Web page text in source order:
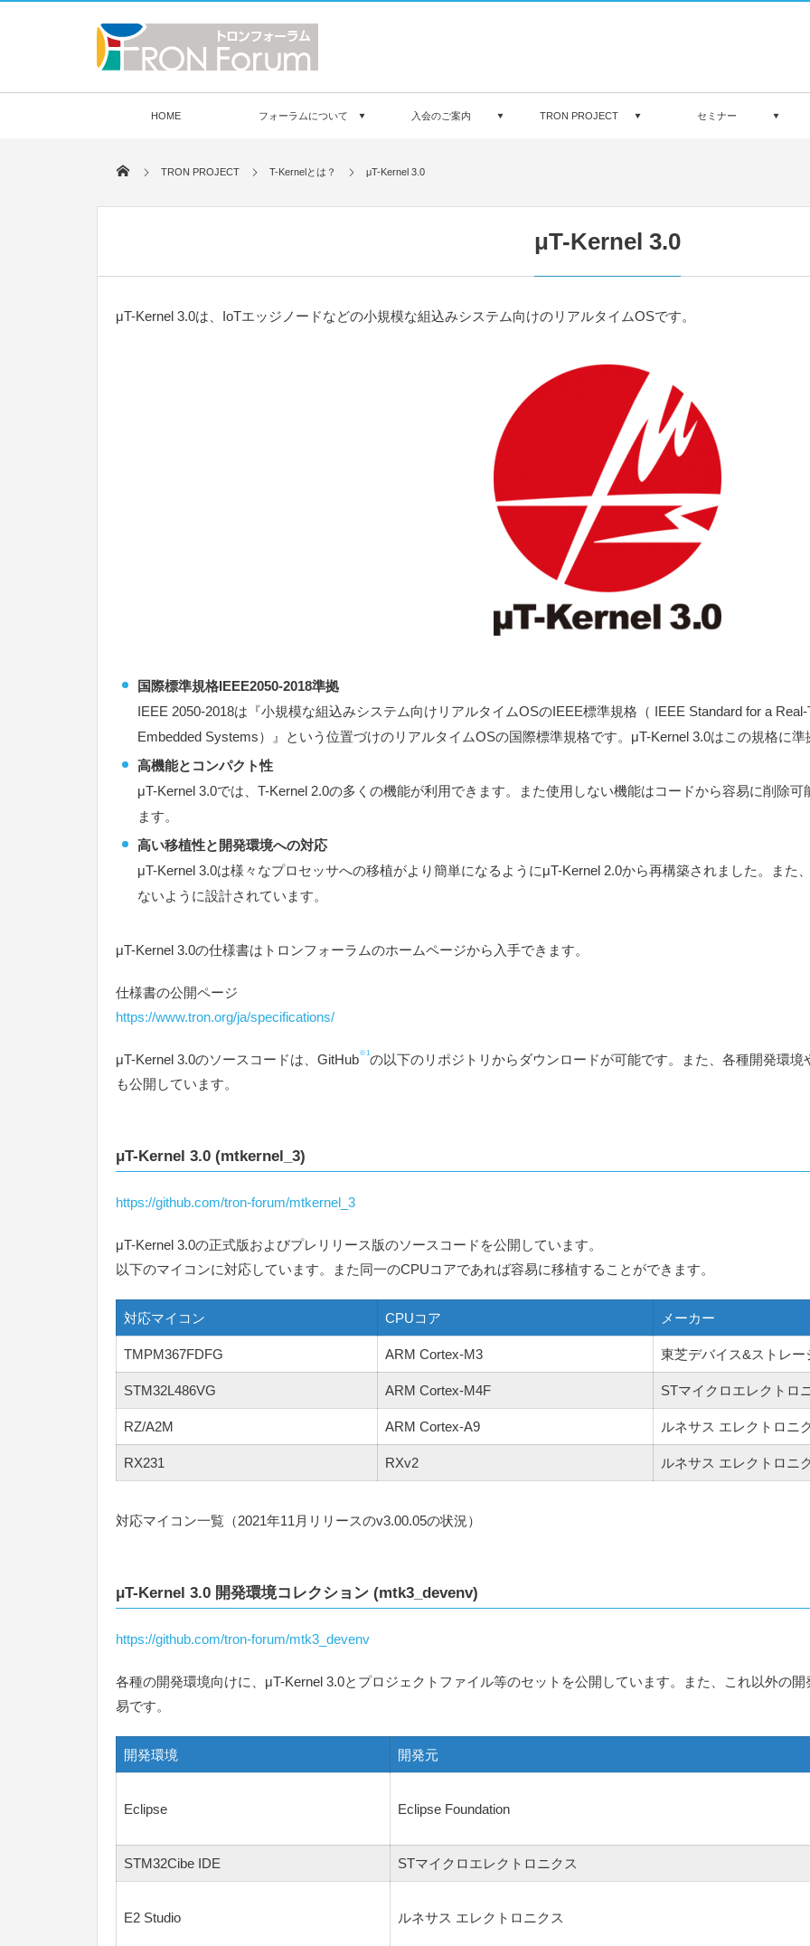
HOME フォーラムについて 入会のご案内 TRON PROJECT セミナー
TRON PROJECT T-Kernelとは？ μT-Kernel 3.0
μT-Kernel 3.0
μT-Kernel 3.0は、IoTエッジノードなどの小規模な組込みシステム向けのリアルタイムOSです。
国際標準規格IEEE2050-2018準拠
IEEE 2050-2018は『小規模な組込みシステム向けリアルタイムOSのIEEE標準規格（ IEEE Standard for a
Embedded Systems）』という位置づけのリアルタイムOSの国際標準規格です。μT-Kernel 3.0はこの規格に準
高機能とコンパクト性
μT-Kernel 3.0では、T-Kernel 2.0の多くの機能が利用できます。また使用しない機能はコードから容易に削除
ます。
高い移植性と開発環境への対応
μT-Kernel 3.0は様々なプロセッサへの移植がより簡単になるようにμT-Kernel 2.0から再構築されました。また
ないように設計されています。
μT-Kernel 3.0の仕様書はトロンフォーラムのホームページから入手できます。
仕様書の公開ページ
https://www.tron.org/ja/specifications/
μT-Kernel 3.0のソースコードは、GitHub※1の以下のリポジトリからダウンロードが可能です。また、各種開発環
も公開しています。
μT-Kernel 3.0 (mtkernel_3)
https://github.com/tron-forum/mtkernel_3
μT-Kernel 3.0の正式版およびプレリリース版のソースコードを公開しています。
以下のマイコンに対応しています。また同一のCPUコアであれば容易に移植することができます。
対応マイコン CPUコア メーカー
TMPM367FDFG ARM Cortex-M3 東芝デバイス&ストレー
STM32L486VG ARM Cortex-M4F STマイクロエレクトロ
RZ/A2M ARM Cortex-A9 ルネサス エレクトロニ
RX231 RXv2 ルネサス エレクトロニ
対応マイコン一覧（2021年11月リリースのv3.00.05の状況）
μT-Kernel 3.0 開発環境コレクション (mtk3_devenv)
https://github.com/tron-forum/mtk3_devenv
各種の開発環境向けに、μT-Kernel 3.0とプロジェクトファイル等のセットを公開しています。また、これ以外の
易です。
開発環境 開発元
Eclipse Eclipse Foundation
STM32Cibe IDE STマイクロエレクトロニクス
E2 Studio ルネサス エレクトロニクス